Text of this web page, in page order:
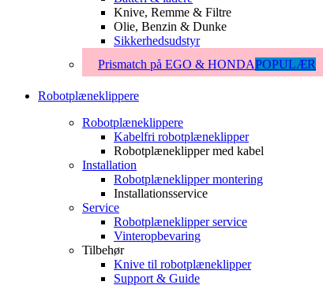
Knive, Remme & Filtre
Olie, Benzin & Dunke
Sikkerhedsudstyr
Prismatch på EGO & HONDAPOPULÆR
Robotplæneklippere
Robotplæneklippere
Kabelfri robotplæneklipper
Robotplæneklipper med kabel
Installation
Robotplæneklipper montering
Installationsservice
Service
Robotplæneklipper service
Vinteropbevaring
Tilbehør
Knive til robotplæneklipper
Support & Guide